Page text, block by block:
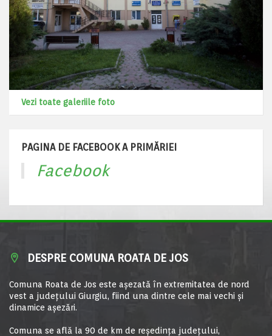
Vezi toate galeriile foto
PAGINA DE FACEBOOK A PRIMĂRIEI
Facebook
DESPRE COMUNA ROATA DE JOS
Comuna Roata de Jos este aşezată în extremitatea de nord
vest a judeţului Giurgiu, fiind una dintre cele mai vechi şi
dinamice aşezări.
Comuna se află la 90 de km de reşedinţa judeţului,